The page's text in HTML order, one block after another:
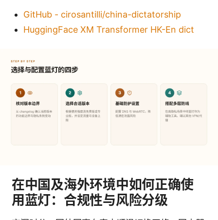
GitHub - cirosantilli/china-dictatorship
HuggingFace XM Transformer HK-En dict
在中国及海外环境中如何正确使
用蓝灯：合规性与风险分级